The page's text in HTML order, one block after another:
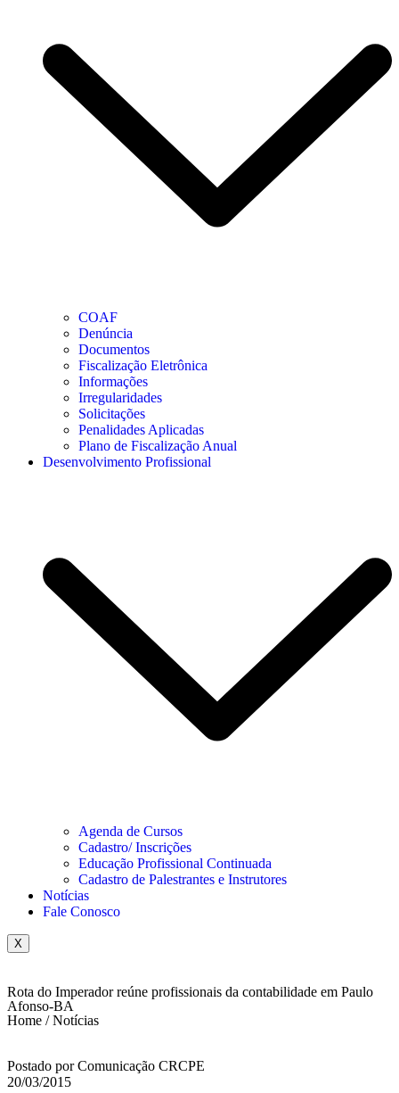
COAF
Denúncia
Documentos
Fiscalização Eletrônica
Informações
Irregularidades
Solicitações
Penalidades Aplicadas
Plano de Fiscalização Anual
Desenvolvimento Profissional
Agenda de Cursos
Cadastro/ Inscrições
Educação Profissional Continuada
Cadastro de Palestrantes e Instrutores
Notícias
Fale Conosco
X
Rota do Imperador reúne profissionais da contabilidade em Paulo
Afonso-BA
Home / Notícias
Postado por Comunicação CRCPE
20/03/2015